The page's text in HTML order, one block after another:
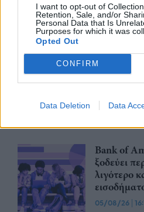
I want to opt-out of
Retention, Sale, and/or
Personal Data that Is
Purposes for which it was
Opted Out
CONFIRM
Data Deletion Data
Advertorial
Περισσότερα από το
Bank of
ξoδεύει
λιγότερο
05/08/26 |